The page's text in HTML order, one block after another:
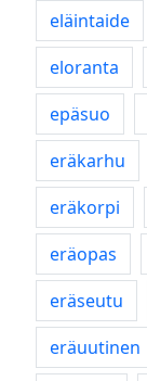
eläintaide
eloranta
epäsuo
eräkarhu
eräkorpi
eräopas
eräseutu
eräuutinen